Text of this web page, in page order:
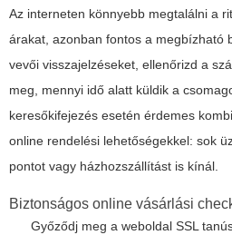
Az interneten könnyebb megtalálni a
árakat, azonban fontos a megbízható
vevői visszajelzéseket, ellenőrizd a
meg, mennyi idő alatt küldik a
keresőkifejezés esetén érdemes
online rendelési lehetőségekkel: sok
pontot vagy házhozszállítást is kínál.
Biztonságos online vásárlási
Győződj meg a weboldal SSL